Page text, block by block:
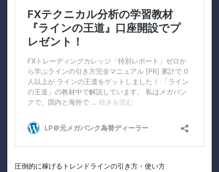
圧倒的に稼げるトレンドラインの引き方・使い方